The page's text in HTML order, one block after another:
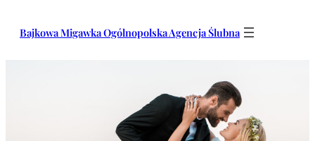
Bajkowa Migawka Ogólnopolska Agencja Ślubna